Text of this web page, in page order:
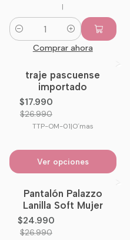
|
Cantidad
Comprar ahora
-33%OFF
traje pascuense
importado
$17.990
$26.990
TTP-OM-01|O´mas
Ver opciones
-7%OFF
No disponible
Pantalón Palazzo
Lanilla Soft Mujer
$24.990
$26.990